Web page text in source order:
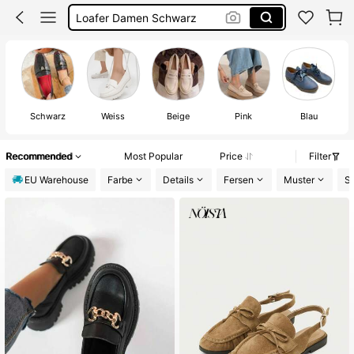
Loafer Damen Schwarz
Espandrilles Damen
Loafers
Loafer Damen
Schwarz Weiss Beige Pink Blau
Recommended Most Popular Price
Filter
EU Warehouse
Farbe Details Fersen Muster